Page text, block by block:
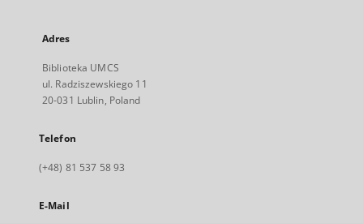
Adres
Biblioteka UMCS
ul. Radziszewskiego 11
20-031 Lublin, Poland
Telefon
(+48) 81 537 58 93
E-Mail